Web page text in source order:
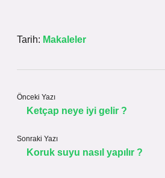
Tarih: Makaleler
Önceki Yazı
Ketçap neye iyi gelir ?
Sonraki Yazı
Koruk suyu nasıl yapılır ?